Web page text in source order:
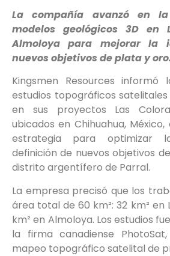
La compañía avanzó en
modelos geológicos 3D en
Almoloya para mejorar la
nuevos objetivos de plata y
Kingsmen Resources informó
estudios topográficos
en sus proyectos Las
ubicados en Chihuahua,
estrategia para optimizar
definición de nuevos objetivos
distrito argentífero de Parral.
La empresa precisó que los
área total de 60 km²: 32 km² en
km² en Almoloya. Los estudios
la firma canadiense
mapeo topográfico satelital de